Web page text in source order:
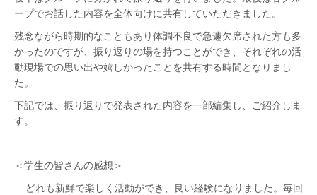
ープでお話した内容を全体向けに共有していただきました。
残念ながら時期的なこともあり体調不良で急遽欠席された方も多
かったのですが、振り返りの場を持つことができ、それぞれの活
動現場での思い出や嬉しかったことを共有する時間となりまし
た。
下記では、振り返りで発表された内容を一部編集し、ご紹介しま
す。
＜学生の皆さんの感想＞
どれも新鮮で楽しく活動ができ、良い経験になりました。毎回